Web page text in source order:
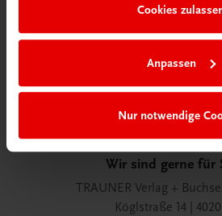
Cookies
Anpassen
Nur notwendige
75 Mitarbeiterinnen und
Wir sind gerne für
TRAUNER Verlag +
Köglstraße 14 |